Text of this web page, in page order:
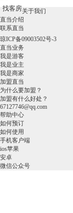
找客房关于我们
直当介绍
联系直当
琼ICP备09003502号-3
直当业务
我是游客
我是业主
我是商家
加盟直当
为什么要加盟？
加盟有什么好处？
67127746@qq.com
帮助中心
如何预订
如何使用
手机客户端
ios苹果
安卓
微信公众号